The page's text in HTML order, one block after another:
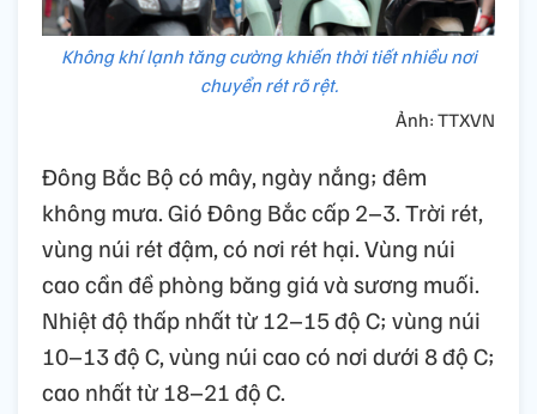
Không khí lạnh tăng cường khiến thời tiết nhiều nơi
chuyển rét rõ rệt.
Ảnh: TTXVN
Đông Bắc Bộ có mây, ngày nắng; đêm
không mưa. Gió Đông Bắc cấp 2–3. Trời rét,
vùng núi rét đậm, có nơi rét hại. Vùng núi
cao cần đề phòng băng giá và sương muối.
Nhiệt độ thấp nhất từ 12–15 độ C; vùng núi
10–13 độ C, vùng núi cao có nơi dưới 8 độ C;
cao nhất từ 18–21 độ C.